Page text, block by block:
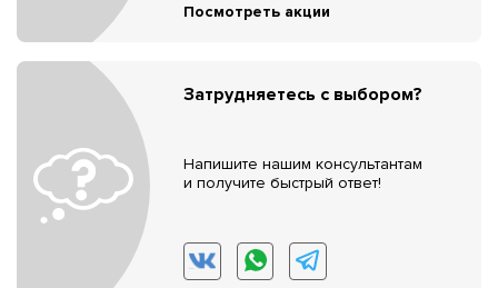
Посмотреть акции
Затрудняетесь с выбором?
Напишите нашим консультантам
и получите быстрый ответ!